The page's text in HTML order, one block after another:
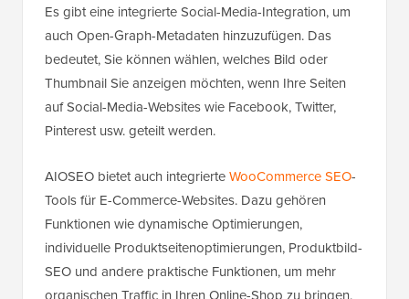
Es gibt eine integrierte Social-Media-Integration, um
auch Open-Graph-Metadaten hinzuzufügen. Das
bedeutet, Sie können wählen, welches Bild oder
Thumbnail Sie anzeigen möchten, wenn Ihre Seiten
auf Social-Media-Websites wie Facebook, Twitter,
Pinterest usw. geteilt werden.
AIOSEO bietet auch integrierteWooCommerce SEO-
Tools für E-Commerce-Websites. Dazu gehören
Funktionen wie dynamische Optimierungen,
individuelle Produktseitenoptimierungen, Produktbild-
SEO und andere praktische Funktionen, um mehr